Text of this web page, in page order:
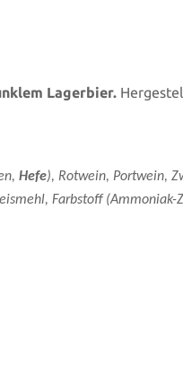
Lagerbier.
Hefe), Rotwein, Portwein,
Farbstoff (Ammoniak-